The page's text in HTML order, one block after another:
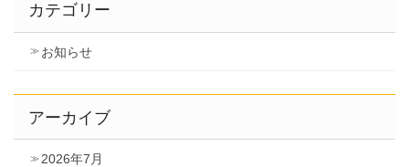
カテゴリー
お知らせ
アーカイブ
2026年7月